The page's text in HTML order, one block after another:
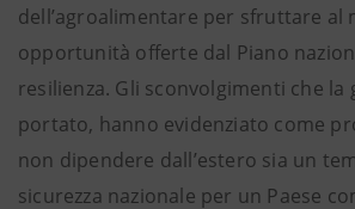
dell’agroalimentare per sfruttare al
opportunità offerte dal Piano
resilienza. Gli sconvolgimenti che la
portato, hanno evidenziato come
non dipendere dall’estero sia un
sicurezza nazionale per un Paese